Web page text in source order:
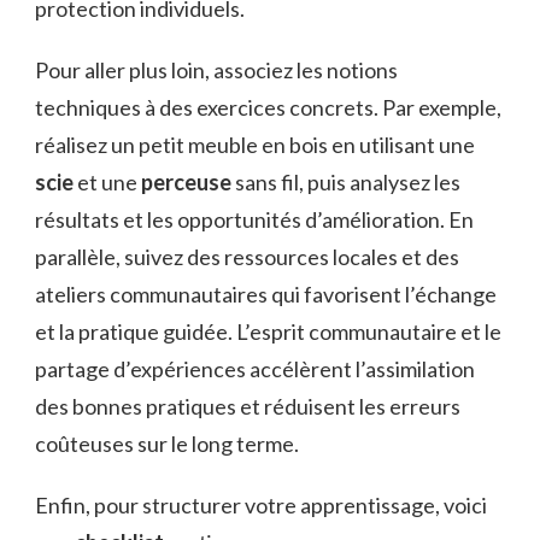
protection individuels.
Pour aller plus loin, associez les notions
techniques à des exercices concrets. Par exemple,
réalisez un petit meuble en bois en utilisant une
scieet une perceusesans fil, puis analysez les
résultats et les opportunités d’amélioration. En
parallèle, suivez des ressources locales et des
ateliers communautaires qui favorisent l’échange
et la pratique guidée. L’esprit communautaire et le
partage d’expériences accélèrent l’assimilation
des bonnes pratiques et réduisent les erreurs
coûteuses sur le long terme.
Enfin, pour structurer votre apprentissage, voici